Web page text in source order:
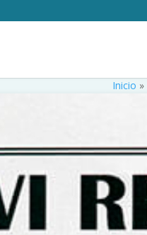
Inicio »